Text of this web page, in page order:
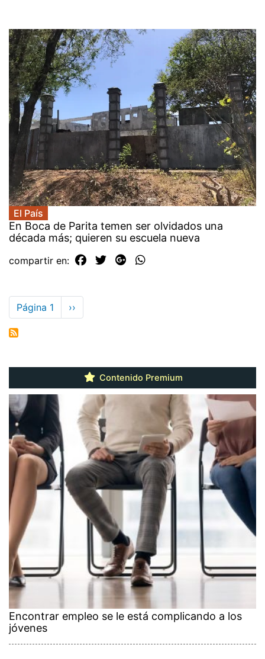
El País
En Boca de Parita temen ser olvidados una
década más; quieren su escuela nueva
compartir en:
Paginación
Página 1
Siguiente
página
››
Contenido Premium
Encontrar empleo se le está complicando a los
jóvenes